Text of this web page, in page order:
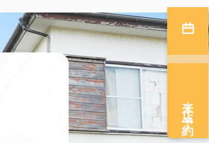
来店予約